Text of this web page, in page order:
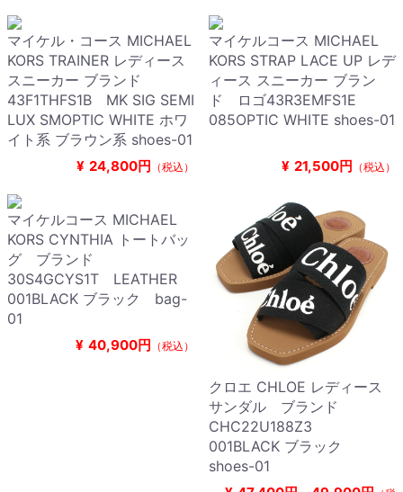
マイケル・コース MICHAEL
KORS TRAINER レディース
スニーカー ブランド
43F1THFS1B MK SIG SEMI
LUX SMOPTIC WHITE ホワ
イト系 ブラウン系 shoes-01
¥ 24,800円 （税込）
マイケルコース MICHAEL
KORS STRAP LACE UP レデ
ィース スニーカー ブラン
ド ロゴ43R3EMFS1E
085OPTIC WHITE shoes-01
¥ 21,500円 （税込）
マイケルコース MICHAEL
KORS CYNTHIA トートバッ
グ ブランド
30S4GCYS1T LEATHER
001BLACK ブラック bag-
01
¥ 40,900円 （税込）
クロエ CHLOE レディース
サンダル ブランド
CHC22U188Z3
001BLACK ブラック
shoes-01